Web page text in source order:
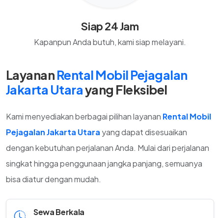
Siap 24 Jam
Kapanpun Anda butuh, kami siap melayani.
LayananRental Mobil Pejagalan
Jakarta Utarayang Fleksibel
Kami menyediakan berbagai pilihan layanan Rental Mobil
Pejagalan Jakarta Utara yang dapat disesuaikan
dengan kebutuhan perjalanan Anda. Mulai dari perjalanan
singkat hingga penggunaan jangka panjang, semuanya
bisa diatur dengan mudah.
Sewa Berkala